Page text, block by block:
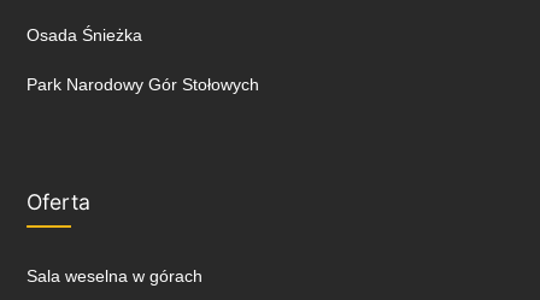
Osada Śnieżka
Park Narodowy Gór Stołowych
Oferta
Sala weselna w górach